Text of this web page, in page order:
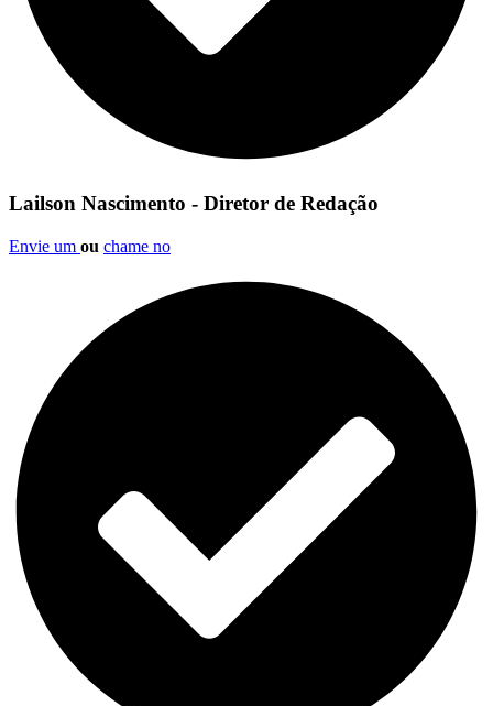
Lailson Nascimento - Diretor de Redação
Envie um ou chame no